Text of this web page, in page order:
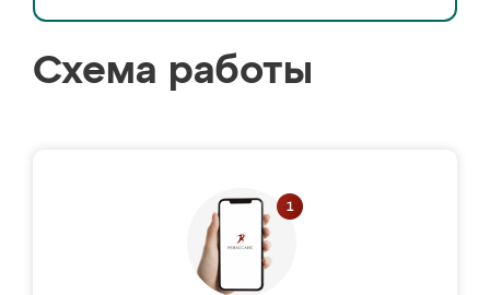
Схема работы